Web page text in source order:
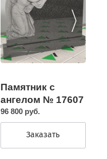
Памятник с
ангелом № 17607
96 800 руб.
Заказать